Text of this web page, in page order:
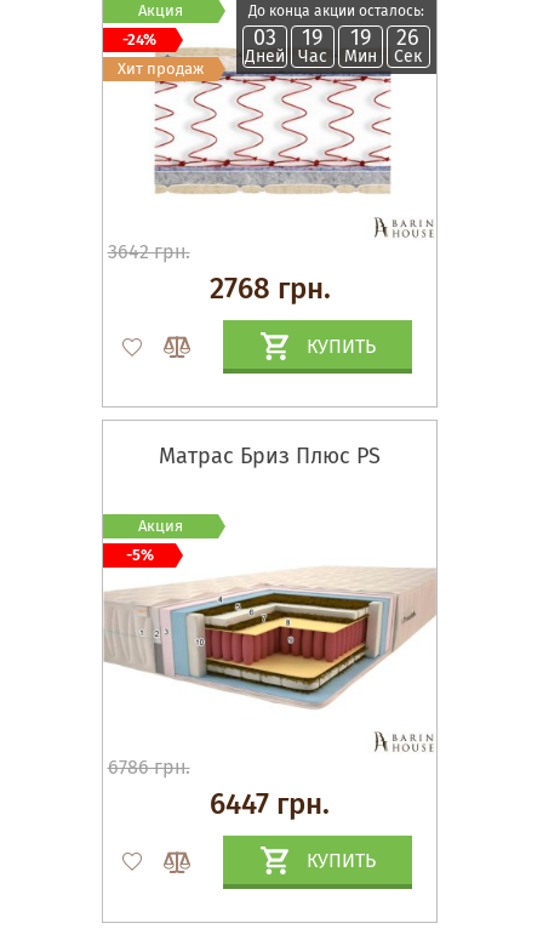
До конца акции осталось:
03
Дней
19
Час
19
Мин
26
Сек
3642 грн.
2768 грн.
КУПИТЬ
Акция
-24%
Хит продаж
Матрас Бриз Плюс PS
6786 грн.
6447 грн.
КУПИТЬ
Акция
-5%